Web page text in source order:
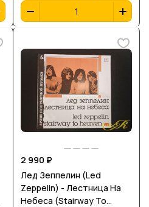
2 990 ₽
Лед Зеппелин (Led
Zeppelin) - Лестница На
Небеса (Stairway To